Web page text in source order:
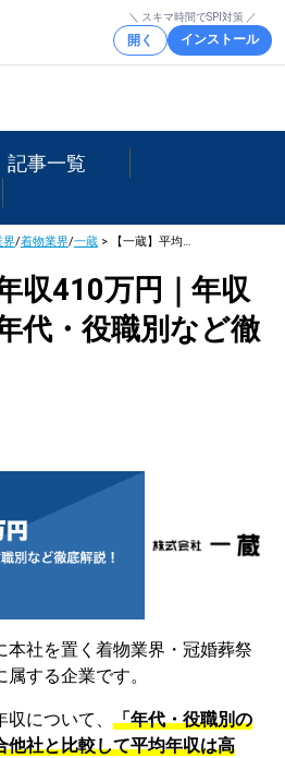
＼ スキマ時間でSPI対策 ／
開く インストール
記事一覧
界/着物業界/一蔵> 【一蔵】平均年収410万円｜年収推移・業界・年代・役職別など徹底解説！
収410万円｜年収
代・役職別など徹
本社を置く着物業界・冠婚葬祭
する企業です。
について、 「年代・役職別の
他社と比較して平均年収は高